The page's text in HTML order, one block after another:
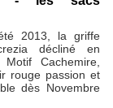
2013, la griffe
décliné en
Cachemire,
rouge passion et
dès Novembre